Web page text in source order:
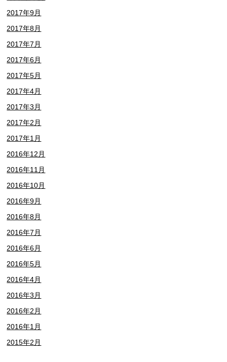
2017年9月
2017年8月
2017年7月
2017年6月
2017年5月
2017年4月
2017年3月
2017年2月
2017年1月
2016年12月
2016年11月
2016年10月
2016年9月
2016年8月
2016年7月
2016年6月
2016年5月
2016年4月
2016年3月
2016年2月
2016年1月
2015年2月